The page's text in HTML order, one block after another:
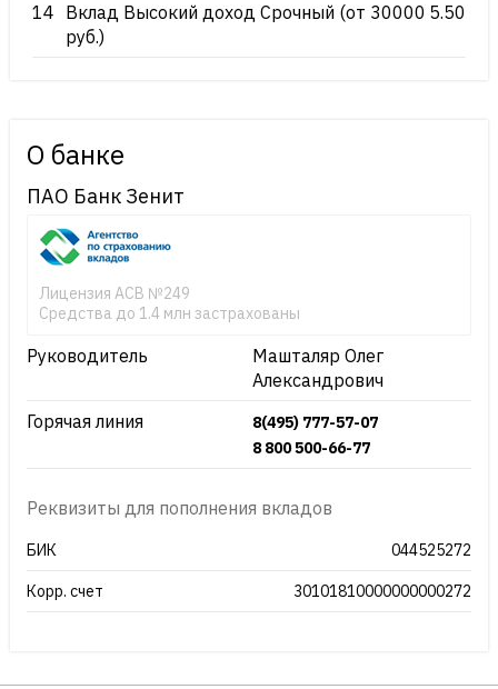
14 Вклад Высокий доход Срочный (от 30000
руб.)
5.50
О банке
ПАО Банк Зенит
Лицензия АСВ №249
Средства до 1.4 млн застрахованы
Руководитель
Машталяр Олег
Александрович
Горячая линия
8(495) 777-57-07
8 800 500-66-77
Реквизиты для пополнения вкладов
БИК 044525272
Корр. счет 30101810000000000272